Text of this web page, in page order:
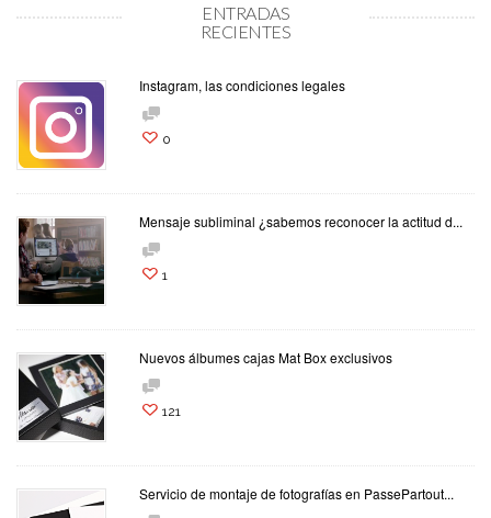
ENTRADAS
RECIENTES
Instagram, las condiciones legales
0
Mensaje subliminal ¿sabemos reconocer la actitud d...
1
Nuevos álbumes cajas Mat Box exclusivos
121
Servicio de montaje de fotografías en PassePartout...